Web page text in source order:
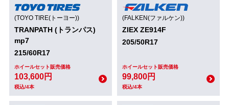
(TOYO TIRE(トーヨー))
TRANPATH (トランパス)
mp7
215/60R17
ホイールセット販売価格
103,600円
税込/4本
(FALKEN(ファルケン))
ZIEX ZE914F
205/50R17
ホイールセット販売価格
99,800円
税込/4本